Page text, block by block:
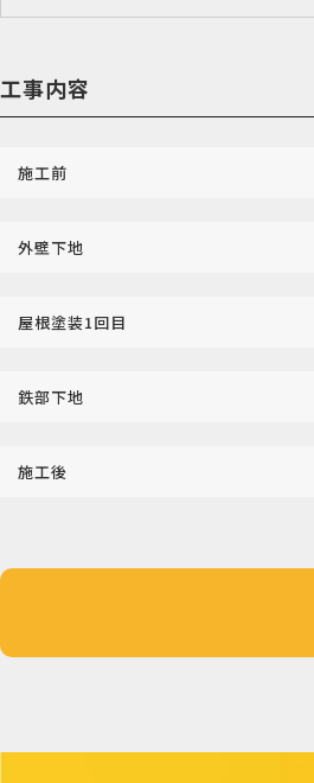
工事内容
施工前
外壁下地
屋根塗装1回目
鉄部下地
施工後